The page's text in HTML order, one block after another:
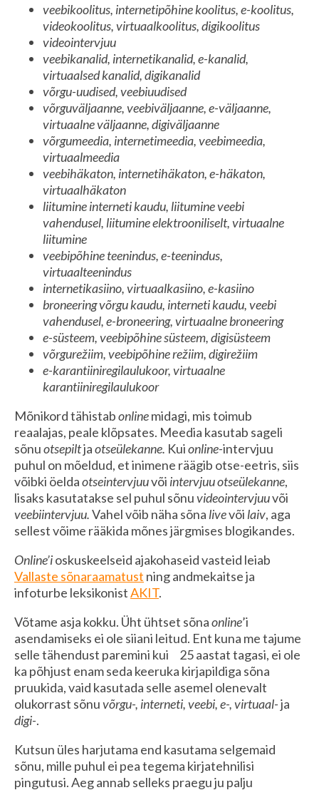
veebikoolitus, internetipõhine koolitus, e-koolitus,
videokoolitus, virtuaalkoolitus, digikoolitus
videointervjuu
veebikanalid, internetikanalid, e-kanalid,
virtuaalsed kanalid, digikanalid
võrgu-uudised, veebiuudised
võrguväljaanne, veebiväljaanne, e-väljaanne,
virtuaalne väljaanne, digiväljaanne
võrgumeedia, internetimeedia, veebimeedia,
virtuaalmeedia
veebihäkaton, internetihäkaton, e-häkaton,
virtuaalhäkaton
liitumine interneti kaudu, liitumine veebi
vahendusel, liitumine elektrooniliselt, virtuaalne
liitumine
veebipõhine teenindus, e-teenindus,
virtuaalteenindus
internetikasiino, virtuaalkasiino, e-kasiino
broneering võrgu kaudu, interneti kaudu, veebi
vahendusel, e-broneering, virtuaalne broneering
e-süsteem, veebipõhine süsteem, digisüsteem
võrgurežiim, veebipõhine režiim, digirežiim
e-karantiiniregilaulukoor, virtuaalne
karantiiniregilaulukoor
Mõnikord tähistabonlinemidagi, mis toimub
reaalajas, peale klõpsates. Meedia kasutab sageli
sõnuotsepiltjaotseülekanne. Kuionline-intervjuu
puhul on mõeldud, et inimene räägib otse-eetris, siis
võibki öeldaotseintervjuuvõi intervjuu otseülekanne,
lisaks kasutatakse sel puhul sõnuvideointervjuuvõi
veebiintervjuu.Vahel võib näha sõna livevõi laiv, aga
sellest võime rääkida mõnes järgmises blogikandes.
Online’ioskuskeelseid ajakohaseid vasteid leiab
Vallaste sõnaraamatust ning andmekaitse ja
infoturbe leksikonistAKIT.
Võtame asja kokku. Üht ühtset sõnaonline’i
asendamiseks ei ole siiani leitud. Ent kuna me tajume
selle tähendust paremini kui 25 aastat tagasi, ei ole
ka põhjust enam seda keeruka kirjapildiga sõna
pruukida, vaid kasutada selle asemel olenevalt
olukorrast sõnuvõrgu-, interneti, veebi, e-, virtuaal-ja
digi-.
Kutsun üles harjutama end kasutama selgemaid
sõnu, mille puhul ei pea tegema kirjatehnilisi
pingutusi. Aeg annab selleks praegu ju palju